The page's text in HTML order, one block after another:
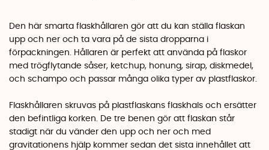
Den här smarta flaskhållaren gör att du kan ställa flaskan
upp och ner och ta vara på de sista dropparna i
förpackningen. Hållaren är perfekt att använda på flaskor
med trögflytande såser, ketchup, honung, sirap, diskmedel,
och schampo och passar många olika typer av plastflaskor.
Flaskhållaren skruvas på plastflaskans flaskhals och ersätter
den befintliga korken. De tre benen gör att flaskan står
stadigt när du vänder den upp och ner och med
gravitationens hjälp kommer sedan det sista innehållet att